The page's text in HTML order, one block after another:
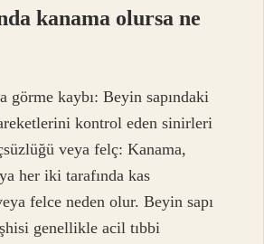
kanama olursa ne
görme kaybı: Beyin sapındaki
kontrol eden sinirleri
veya felç: Kanama,
her iki tarafında kas
felce neden olur. Beyin sapı
genellikle acil tıbbi